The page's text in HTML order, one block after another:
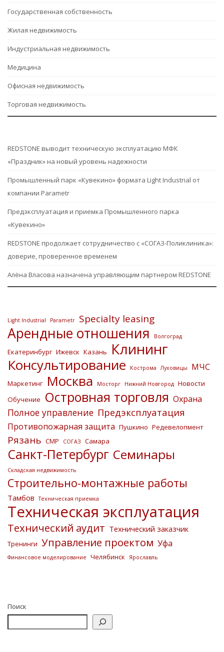
Государственная собственность
Жилая недвижимость
Индустриальная недвижимость
Медицина
Офисная недвижимость
Торговая недвижимость
REDSTONE выводит техническую эксплуатацию МФК
«Праздник» на новый уровень надежности
Промышленный парк «Кувекино» формата Light Industrial от
компании Parametr
Предэксплуатация и приемка Промышленного парка
«Кувекино»
REDSTONE продолжает сотрудничество с «СОГАЗ-Поликлиника»:
доверие, проверенное временем
Алёна Власова назначена управляющим партнером REDSTONE
Light Industrial Parametr Specialty leasing
Арендные отношения Волгоград
Екатеринбург Ижевск Казань Клининг
Консультирование Кострома Луховицы МЧС
Маркетинг Москва Мосторг Нижний Новгород Новости
Обучение
Островная торговля Охрана
Полное управление Предэксплуатация
Противопожарная защита Пушкино Редевелопмент
Рязань СМР СОГАЗ Самара
Санкт-Петербург Семинары
Складская недвижимость
Строительно-монтажные работы
Тамбов Техническая приемка
Техническая эксплуатация
Технический аудит Технический заказчик
Тренинги Управление проектом Уфа
Финансовое моделирование Челябинск Ярославль
Поиск